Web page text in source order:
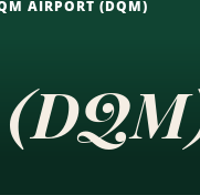
AIRPORT (DQM)